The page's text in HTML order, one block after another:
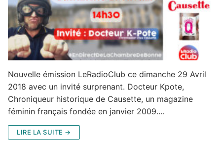
Nouvelle émission LeRadioClub ce dimanche 29 Avril
2018 avec un invité surprenant. Docteur Kpote,
Chroniqueur historique de Causette, un magazine
féminin français fondée en janvier 2009.…
LIRE LA SUITE →